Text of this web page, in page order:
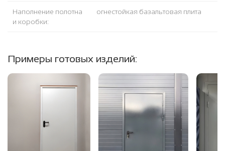
Наполнение полотна
и коробки:
огнестойкая базальтовая плита
Примеры готовых изделий: